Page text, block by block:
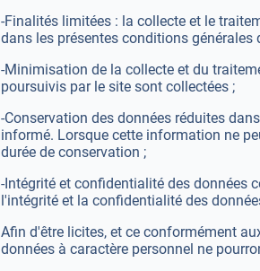
-Finalités limitées : la collecte et le
dans les présentes conditions générales
-Minimisation de la collecte et du
poursuivis par le site sont collectées ;
-Conservation des données réduites
informé. Lorsque cette information ne
durée de conservation ;
-Intégrité et confidentialité des données
l'intégrité et la confidentialité des
Afin d'être licites, et ce conformément
données à caractère personnel ne